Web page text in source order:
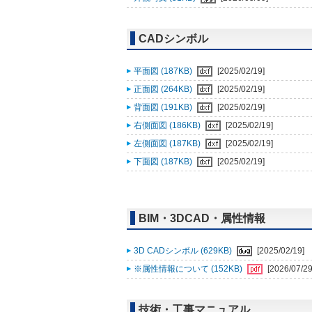
CADシンボル
平面図 (187KB)
[2025/02/19]
正面図 (264KB)
[2025/02/19]
背面図 (191KB)
[2025/02/19]
右側面図 (186KB)
[2025/02/19]
左側面図 (187KB)
[2025/02/19]
下面図 (187KB)
[2025/02/19]
BIM・3DCAD・属性情報
3D CADシンボル (629KB)
[2025/02/19]
※属性情報について (152KB)
[2026/07/
技術・工事マニュアル